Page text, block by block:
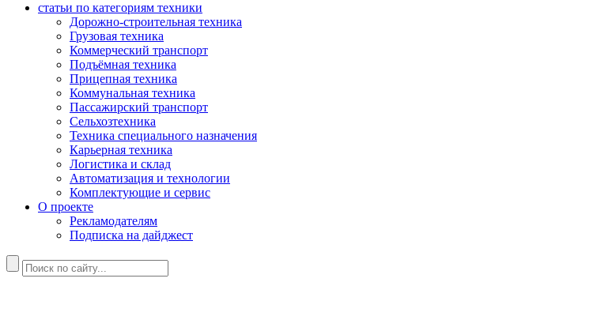
статьи по категориям техники
Дорожно-строительная техника
Грузовая техника
Коммерческий транспорт
Подъёмная техника
Прицепная техника
Коммунальная техника
Пассажирский транспорт
Сельхозтехника
Техника специального назначения
Карьерная техника
Логистика и склад
Автоматизация и технологии
Комплектующие и сервис
О проекте
Рекламодателям
Подписка на дайджест